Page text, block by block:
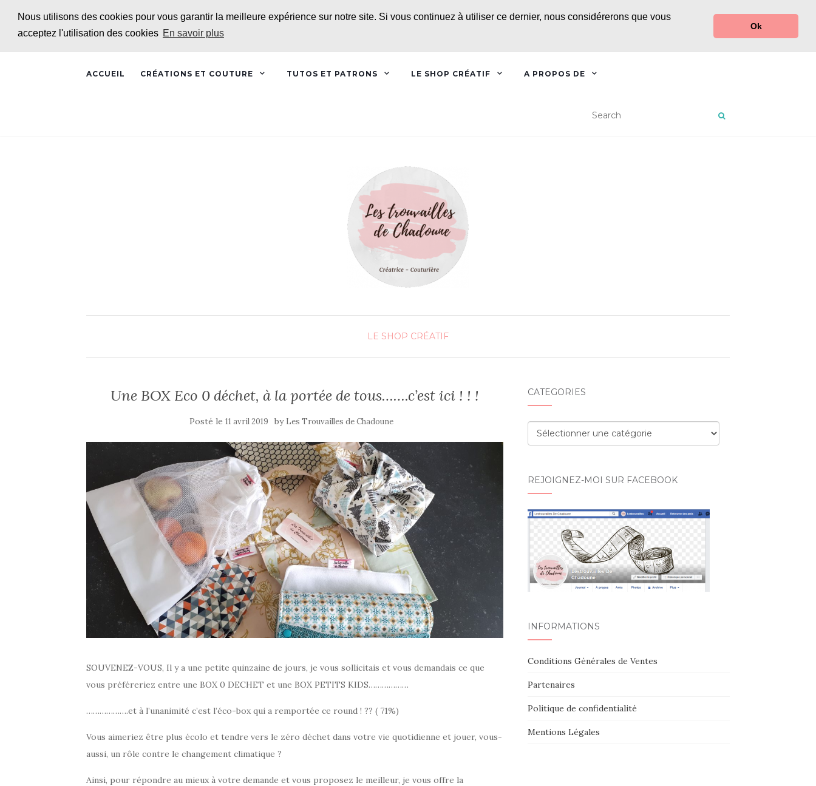
Nous utilisons des cookies pour vous garantir la meilleure expérience sur notre site. Si vous continuez à utiliser ce dernier, nous considérerons que vous
acceptez l'utilisation des cookies En savoir plus
Ok
ACCUEIL CRÉATIONS ET COUTURE TUTOS ET PATRONS LE SHOP CRÉATIF A PROPOS DE
LE SHOP CRÉATIF
Une BOX Eco 0 déchet, à la portée de tous…….c’est ici ! ! !
Posté le11 avril 2019 by Les Trouvailles de Chadoune
SOUVENEZ-VOUS, Il y a une petite quinzaine de jours, je vous sollicitais et vous demandais ce que
vous préféreriez entre une BOX 0 DECHET et une BOX PETITS KIDS………………
……………….et à l’unanimité c’est l’éco-box qui a remportée ce round ! ?? ( 71%)
Vous aimeriez être plus écolo et tendre vers le zéro déchet dans votre vie quotidienne et jouer, vous-
aussi, un rôle contre le changement climatique ?
Ainsi, pour répondre au mieux à votre demande et vous proposez le meilleur, je vous offre la
CATÉGORIES
Catégories
REJOIGNEZ-MOI SUR FACEBOOK
INFORMATIONS
Conditions Générales de Ventes
Partenaires
Politique de confidentialité
Mentions Légales